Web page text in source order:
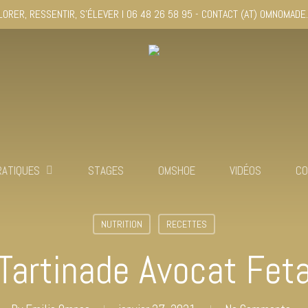
RESSENTIR, S'ÉLEVER I 06 48 26 58 95 - CONTACT (AT)
STAGES OMSHOE VIDÉOS
NUTRITION RECETTES
Avocat